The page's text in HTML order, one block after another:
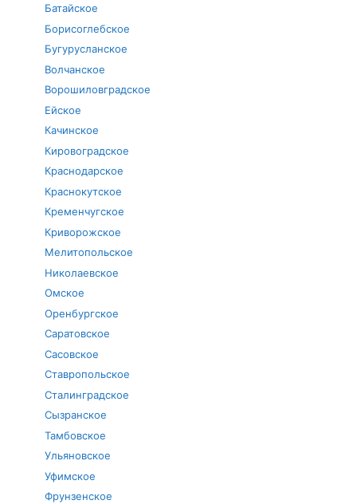
Батайское
Борисоглебское
Бугурусланское
Волчанское
Ворошиловградское
Ейское
Качинское
Кировоградское
Краснодарское
Краснокутское
Кременчугское
Криворожское
Мелитопольское
Николаевское
Омское
Оренбургское
Саратовское
Сасовское
Ставропольское
Сталинградское
Сызранское
Тамбовское
Ульяновское
Уфимское
Фрунзенское